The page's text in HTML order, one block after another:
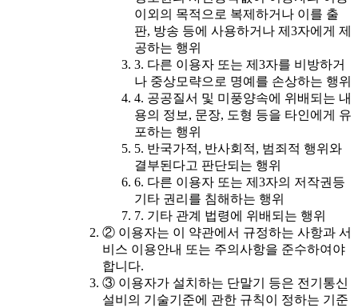
이외의 목적으로 복제하거나 이를 출
판, 방송 등에 사용하거나 제3자에게 제
공하는 행위
3. 다른 이용자 또는 제3자를 비방하거
나 중상모략으로 명예를 손상하는 행위
4. 공공질서 및 미풍양속에 위배되는 내
용의 정보, 문장, 도형 등을 타인에게 유
포하는 행위
5. 반국가적, 반사회적, 범죄적 행위와
결부된다고 판단되는 행위
6. 다른 이용자 또는 제3자의 저작권등
기타 권리를 침해하는 행위
7. 기타 관계 법령에 위배되는 행위
② 이용자는 이 약관에서 규정하는 사항과 서
비스 이용안내 또는 주의사항을 준수하여야
합니다.
③ 이용자가 설치하는 단말기 등은 전기통신
설비의 기술기준에 관한 규칙이 정하는 기준